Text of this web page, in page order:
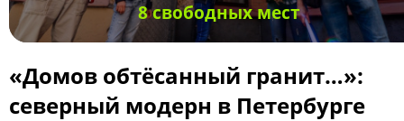
8 свободных мест
«Домов обтёсанный гранит…»:
северный модерн в Петербурге